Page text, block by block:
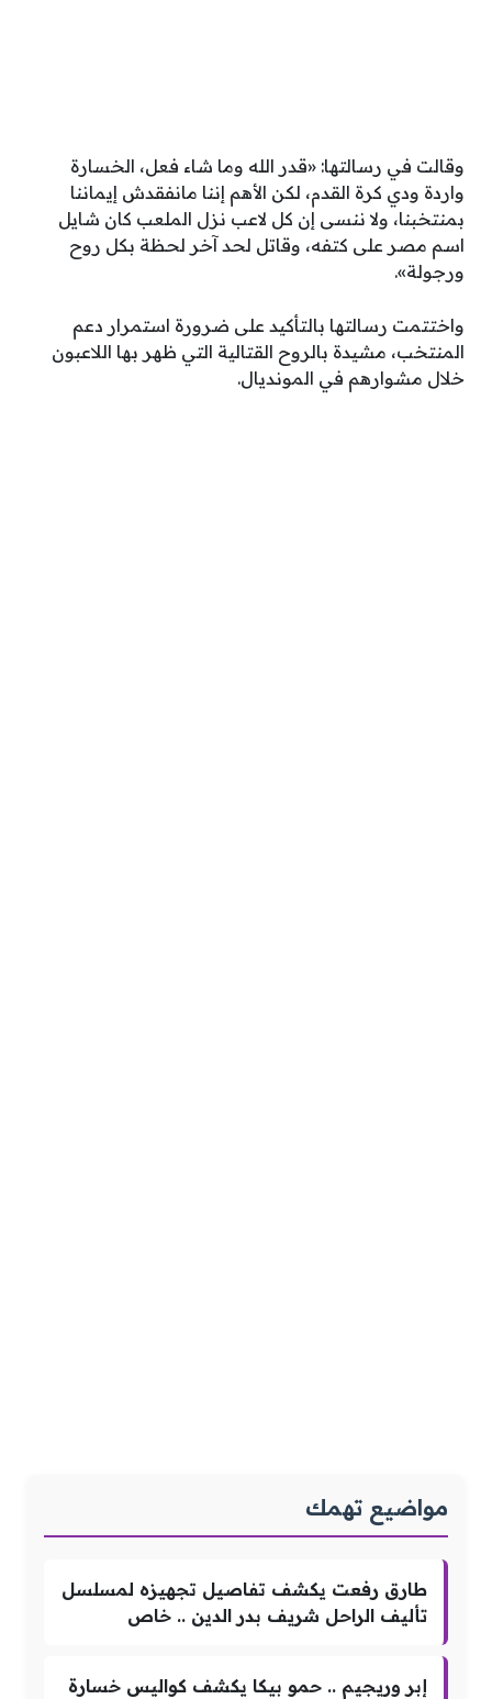
وقالت في رسالتها: «قدر الله وما شاء فعل، الخسارة
واردة ودي كرة القدم، لكن الأهم إننا مانفقدش إيماننا
بمنتخبنا، ولا ننسى إن كل لاعب نزل الملعب كان شايل
اسم مصر على كتفه، وقاتل لحد آخر لحظة بكل روح
ورجولة».
واختتمت رسالتها بالتأكيد على ضرورة استمرار دعم
المنتخب، مشيدة بالروح القتالية التي ظهر بها اللاعبون
خلال مشوارهم في المونديال.
مواضيع تهمك
طارق رفعت يكشف تفاصيل تجهيزه لمسلسل
تأليف الراحل شريف بدر الدين .. خاص
إبر وريجيم .. حمو بيكا يكشف كواليس خسارة